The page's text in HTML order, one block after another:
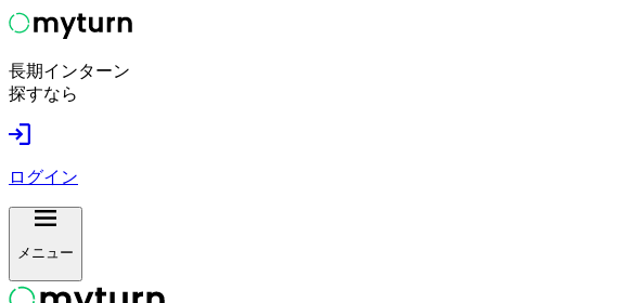
長期インターン
探すなら
ログイン
メニュー